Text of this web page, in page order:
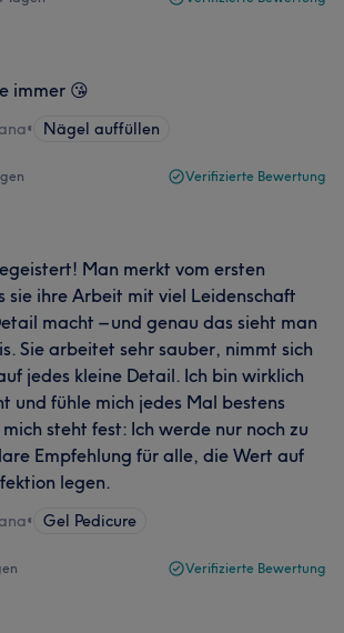
immer 😘
• Nägel auffüllen
Verifizierte Bewertung
Man merkt vom ersten
sie ihre Arbeit mit viel Leidenschaft
macht – und genau das sieht man
Sie arbeitet sehr sauber, nimmt sich
jedes kleine Detail. Ich bin wirklich
und fühle mich jedes Mal bestens
steht fest: Ich werde nur noch zu
Empfehlung für alle, die Wert auf
legen.
• Gel Pedicure
Verifizierte Bewertung